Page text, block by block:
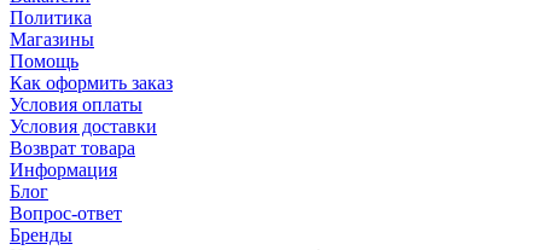
Политика
Магазины
Помощь
Как оформить заказ
Условия оплаты
Условия доставки
Возврат товара
Информация
Блог
Вопрос-ответ
Бренды